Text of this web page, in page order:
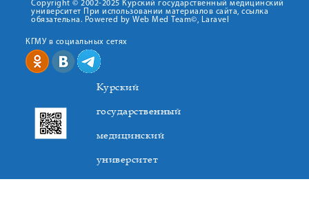
Copyright © 2002-2025 Курский государственный медицинский
университет При использовании материалов сайта, ссылка
обязательна. Powered by Web Med Team©, Laravel
КГМУ в социальных сетях
Курский
государственный
медицинский
университет